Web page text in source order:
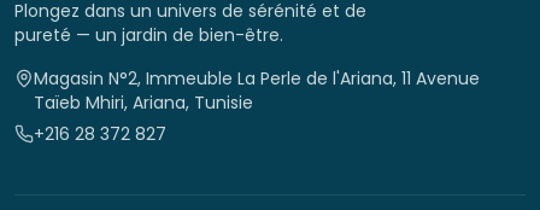
Plongez dans un univers de sérénité et de
pureté — un jardin de bien-être.
Magasin N°2, Immeuble La Perle de l'Ariana, 11 Avenue
Taïeb Mhiri, Ariana, Tunisie
+216 28 372 827